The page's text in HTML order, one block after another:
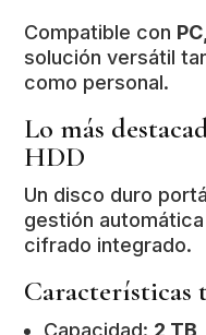
Compatible con
solución versátil
como personal.
Lo más
HDD
Un disco duro
gestión
cifrado integrado.
Características
Capacidad: 2 TB